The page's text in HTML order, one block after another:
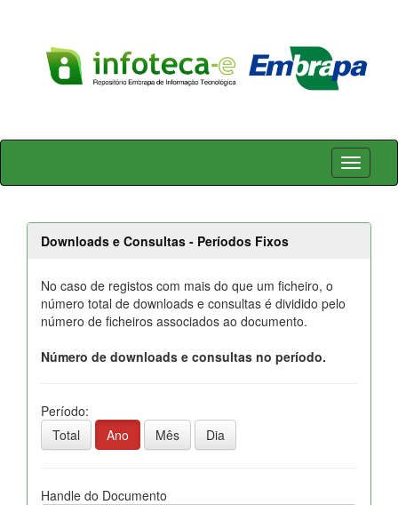
Skip
Downloads e Consultas - Períodos Fixos
No caso de registos com mais do que um ficheiro, o
número total de downloads e consultas é dividido pelo
número de ficheiros associados ao documento.
Número de downloads e consultas no período.
Período:
Total
Ano Mês Dia
Handle do Documento